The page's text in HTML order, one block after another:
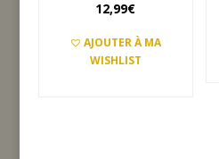
AJOUTER À MA
WISHLIST
12,99€